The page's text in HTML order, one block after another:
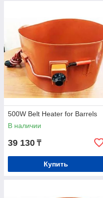
500W Belt Heater for Barrels
В наличии
39 130 ₸
Купить